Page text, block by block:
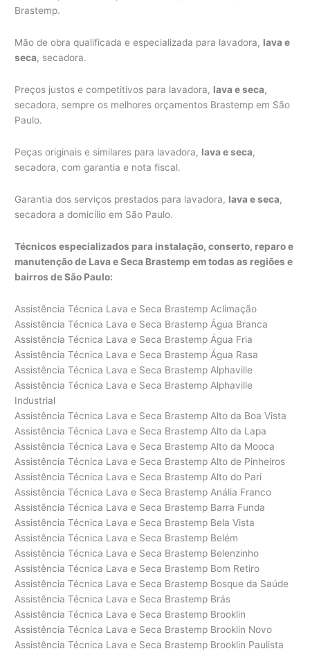
Brastemp.
Mão de obra qualificada e especializada para lavadora, lava e
seca, secadora.
Preços justos e competitivos para lavadora, lava e seca,
secadora, sempre os melhores orçamentos Brastemp em São
Paulo.
Peças originais e similares para lavadora, lava e seca,
secadora, com garantia e nota fiscal.
Garantia dos serviços prestados para lavadora, lava e seca,
secadora a domicílio em São Paulo.
Técnicos especializados para instalação, conserto, reparo e
manutenção de Lava e Seca Brastemp em todas as regiões e
bairros de São Paulo:
Assistência Técnica Lava e Seca Brastemp Aclimação
Assistência Técnica Lava e Seca Brastemp Água Branca
Assistência Técnica Lava e Seca Brastemp Água Fria
Assistência Técnica Lava e Seca Brastemp Água Rasa
Assistência Técnica Lava e Seca Brastemp Alphaville
Assistência Técnica Lava e Seca Brastemp Alphaville
Industrial
Assistência Técnica Lava e Seca Brastemp Alto da Boa Vista
Assistência Técnica Lava e Seca Brastemp Alto da Lapa
Assistência Técnica Lava e Seca Brastemp Alto da Mooca
Assistência Técnica Lava e Seca Brastemp Alto de Pinheiros
Assistência Técnica Lava e Seca Brastemp Alto do Pari
Assistência Técnica Lava e Seca Brastemp Anália Franco
Assistência Técnica Lava e Seca Brastemp Barra Funda
Assistência Técnica Lava e Seca Brastemp Bela Vista
Assistência Técnica Lava e Seca Brastemp Belém
Assistência Técnica Lava e Seca Brastemp Belenzinho
Assistência Técnica Lava e Seca Brastemp Bom Retiro
Assistência Técnica Lava e Seca Brastemp Bosque da Saúde
Assistência Técnica Lava e Seca Brastemp Brás
Assistência Técnica Lava e Seca Brastemp Brooklin
Assistência Técnica Lava e Seca Brastemp Brooklin Novo
Assistência Técnica Lava e Seca Brastemp Brooklin Paulista